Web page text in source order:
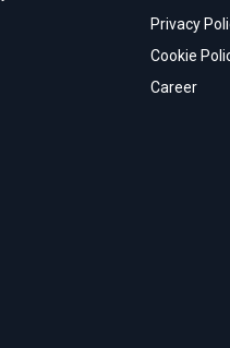
Privacy
Cookie
Career